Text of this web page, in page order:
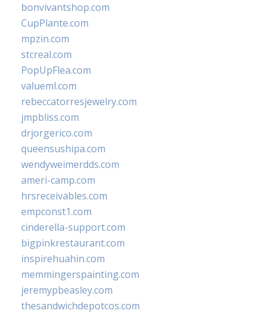
bonvivantshop.com
CupPlante.com
mpzin.com
stcreal.com
PopUpFlea.com
valueml.com
rebeccatorresjewelry.com
jmpbliss.com
drjorgerico.com
queensushipa.com
wendyweimerdds.com
ameri-camp.com
hrsreceivables.com
empconst1.com
cinderella-support.com
bigpinkrestaurant.com
inspirehuahin.com
memmingerspainting.com
jeremypbeasley.com
thesandwichdepotcos.com